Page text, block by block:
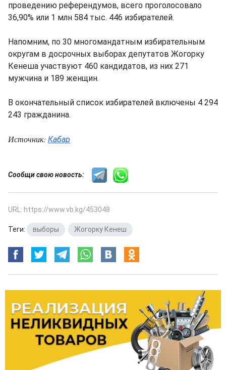
проведению референдумов, всего проголосовало
36,90% или 1 млн 584 тыс. 446 избирателей.
Напомним, по 30 многомандатным избирательным
округам в досрочных выборах депутатов Жогорку
Кенеша участвуют 460 кандидатов, из них 271
мужчина и 189 женщин.
В окончательный список избирателей включены 4 294
243 гражданина.
Источник: Кабар
Сообщи свою новость:
URL: https://www.vb.kg/453048
Теги: выборы Жогорку Кенеш